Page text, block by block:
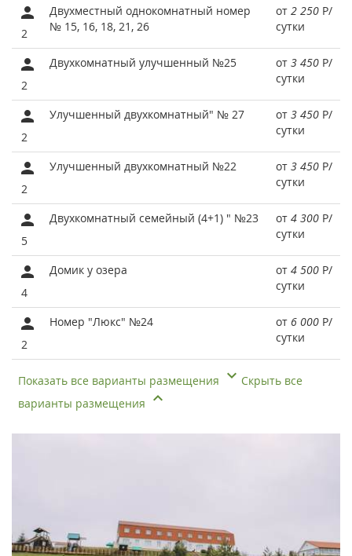
2
Двухместный однокомнатный номер
№ 15, 16, 18, 21, 26
от 2 250 Р/
сутки
2
Двухкомнатный улучшенный №25 от 3 450 Р/
сутки
2
Улучшенный двухкомнатный" № 27 от 3 450 Р/
сутки
2
Улучшенный двухкомнатный №22 от 3 450 Р/
сутки
5
Двухкомнатный семейный (4+1) " №23 от 4 300 Р/
сутки
4
Домик у озера от 4 500 Р/
сутки
2
Номер "Люкс" №24 от 6 000 Р/
сутки
Показать все варианты размещения
Скрыть все
варианты размещения